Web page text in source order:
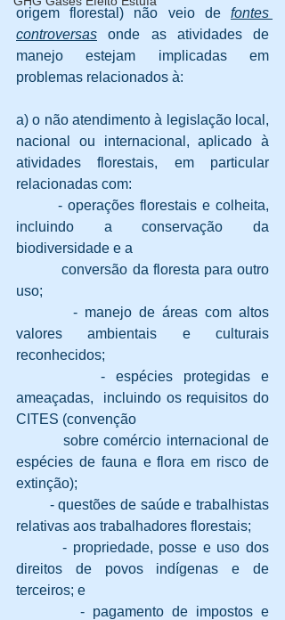
origem florestal) não veio de fontes
controversas onde as atividades de
manejo estejam implicadas em
problemas relacionados à:
a) o não atendimento à legislação local,
nacional ou internacional, aplicado à
atividades florestais, em particular
relacionadas com:
- operações florestais e colheita,
incluindo a conservação da
biodiversidade e a
conversão da floresta para outro
uso;
- manejo de áreas com altos
valores ambientais e culturais
reconhecidos;
- espécies protegidas e
ameaçadas,  incluindo os requisitos do
CITES (convenção
sobre comércio internacional de
espécies de fauna e flora em risco de
extinção);
- questões de saúde e trabalhistas
relativas aos trabalhadores florestais;
- propriedade, posse e uso dos
direitos de povos indígenas e de
terceiros; e
- pagamento de impostos e